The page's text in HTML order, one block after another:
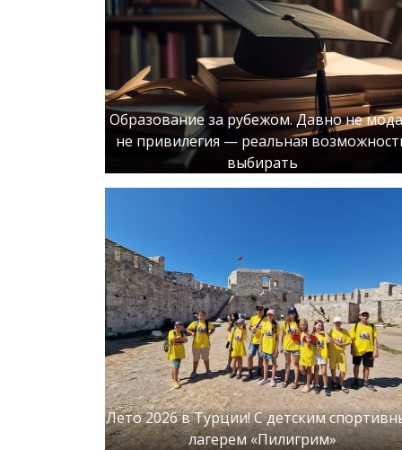
Образование за рубежом. Давно не
не привилегия — реальная
выбирать
Лето 2026 в Турции! С детским
лагерем «Пилигрим»